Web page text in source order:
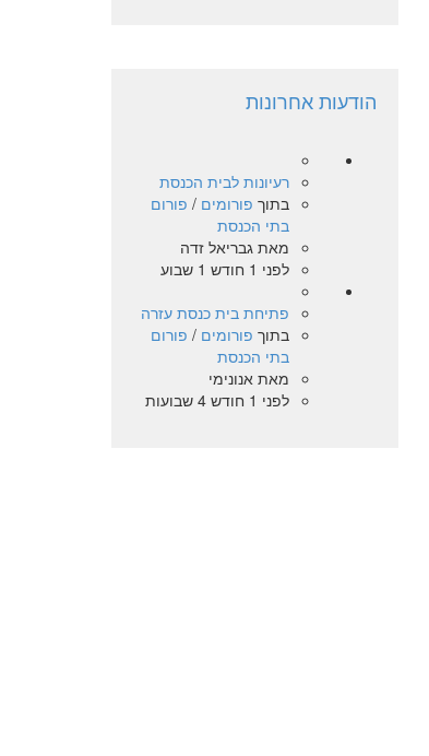
הודעות אחרונות
רעיונות לבית הכנסת
בתוך פורומים / פורום
בתי הכנסת
מאתגבריאל זדה
לפני 1 חודש 1 שבוע
פתיחת בית כנסת עזרה
בתוך פורומים / פורום
בתי הכנסת
מאתאנונימי
לפני 1 חודש 4 שבועות